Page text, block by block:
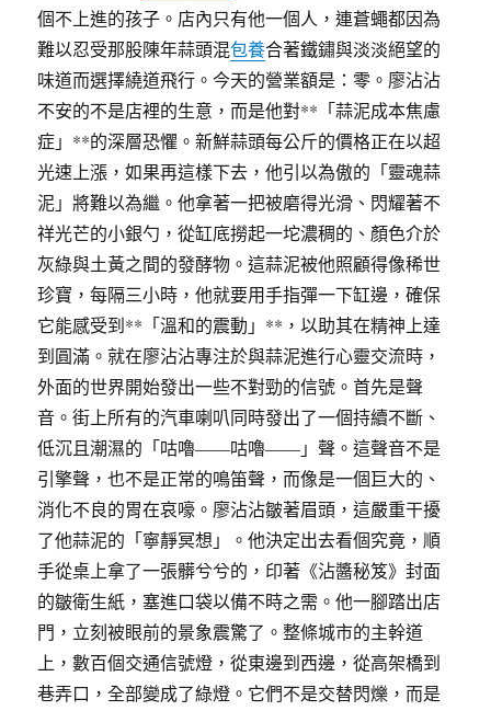
個不上進的孩子。店內只有他一個人，連蒼蠅都因為
難以忍受那股陳年蒜頭混包養合著鐵鏽與淡淡絕望的
味道而選擇繞道飛行。今天的營業額是：零。廖沾沾
不安的不是店裡的生意，而是他對**「蒜泥成本焦慮
症」**的深層恐懼。新鮮蒜頭每公斤的價格正在以超
光速上漲，如果再這樣下去，他引以為傲的「靈魂蒜
泥」將難以為繼。他拿著一把被磨得光滑、閃耀著不
祥光芒的小銀勺，從缸底撈起一坨濃稠的、顏色介於
灰綠與土黃之間的發酵物。這蒜泥被他照顧得像稀世
珍寶，每隔三小時，他就要用手指彈一下缸邊，確保
它能感受到**「溫和的震動」**，以助其在精神上達
到圓滿。就在廖沾沾專注於與蒜泥進行心靈交流時，
外面的世界開始發出一些不對勁的信號。首先是聲
音。街上所有的汽車喇叭同時發出了一個持續不斷、
低沉且潮濕的「咕嚕——咕嚕——」聲。這聲音不是
引擎聲，也不是正常的鳴笛聲，而像是一個巨大的、
消化不良的胃在哀嚎。廖沾沾皺著眉頭，這嚴重干擾
了他蒜泥的「寧靜冥想」。他決定出去看個究竟，順
手從桌上拿了一張髒兮兮的，印著《沾醬秘笈》封面
的皺衛生紙，塞進口袋以備不時之需。他一腳踏出店
門，立刻被眼前的景象震驚了。整條城市的主幹道
上，數百個交通信號燈，從東邊到西邊，從高架橋到
巷弄口，全部變成了綠燈。它們不是交替閃爍，而是